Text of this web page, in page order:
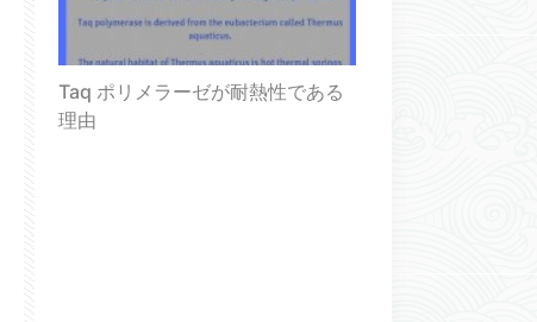
Taq ポリメラーゼが耐熱性である
理由